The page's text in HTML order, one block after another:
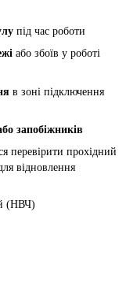
під час роботи
або збоїв у роботі
в зоні підключення
запобіжників
перевірити прохідний
відновлення
(НВЧ)